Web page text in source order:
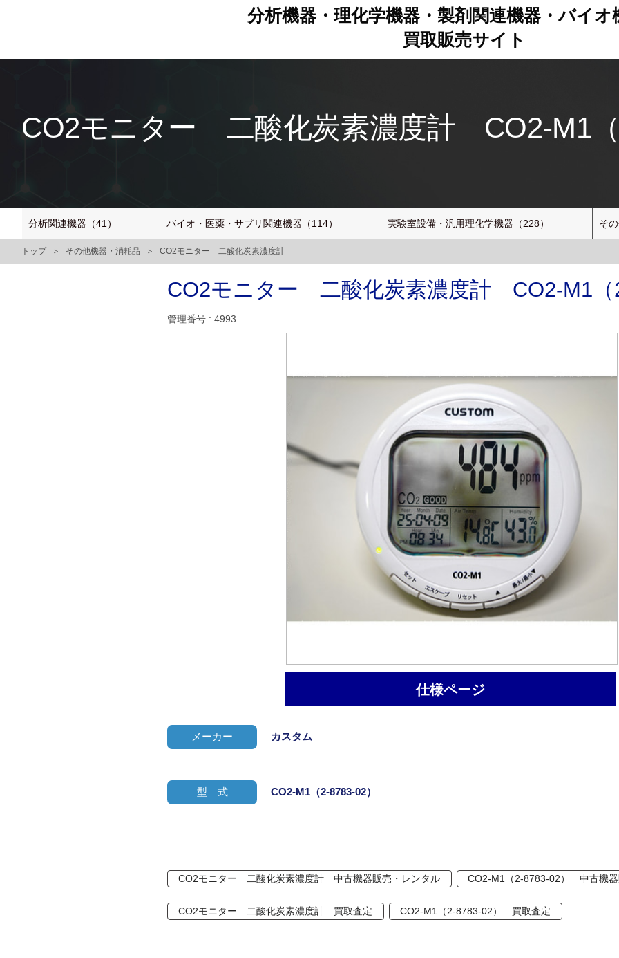
分析機器・理化学機器・製剤関連機器 ・バイオ
買取販売サイト
CO2モニター 二酸化炭素濃度計 CO2-M1（
分析関連機器（41） バイオ・医薬・サプリ関連機器（114） 実験室設備・汎用理化学機器（228） そ
トップ その他機器・消耗品 CO2モニター 二酸化炭素濃度計
CO2モニター 二酸化炭素濃度計 CO2-M1（
管理番号 : 4993
メーカー カスタム
仕様ページ
型 式 CO2-M1（2-8783-02）
CO2モニター 二酸化炭素濃度計 中古機器販売・レンタル CO2-M1（2-8783-02） 中古機器
CO2モニター 二酸化炭素濃度計 買取査定 CO2-M1（2-8783-02） 買取査定